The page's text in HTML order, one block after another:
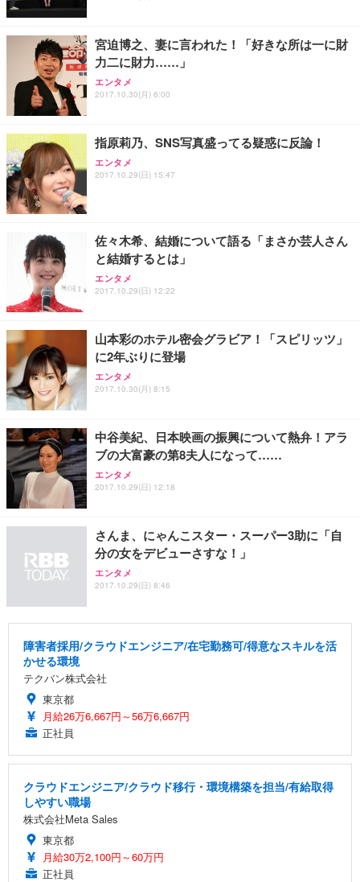
宮迫博之、妻に言われた！「好きな所は一に財
力二に財力……」
エンタメ
2017.10.30(月) 6:00
指原莉乃、SNS写真盛ってる疑惑に反論！
エンタメ
2017.10.29(日) 15:47
佐々木希、結婚について語る「まさか芸人さん
と結婚するとは」
エンタメ
2017.10.29(日) 12:22
山本彩のホテル密会グラビア！「スピリッツ」
に2年ぶりに登場
エンタメ
2017.10.30(月) 8:15
中谷美紀、日本映画の振興について熱弁！アラ
ブの大富豪の第8夫人になって……
エンタメ
2017.10.29(日) 12:18
さんま、にゃんこスター・スーパー3助に「自
分の女をデビューさすな！」
エンタメ
2017.10.29(日) 8:46
障害者採用/クラウドエンジニア/在宅勤務可/得意なスキルを活
かせる環境
テクバン株式会社
東京都
月給26万6,667円～56万6,667円
正社員
クラウドエンジニア/クラウド移行・環境構築を担当/有給取得
しやすい職場
株式会社Meta Sales
東京都
月給30万2,100円～60万円
正社員